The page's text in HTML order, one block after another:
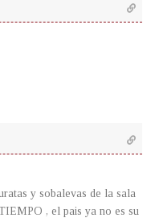
y sobalevas de la sala
, el pais ya no es su